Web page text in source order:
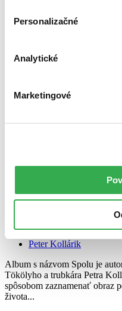
Personalizačné
Analytické
Marketingové
Jakub Tököly a Peter
Jakub Tököly
Peter Kollárik
Album s názvom Spolu je
Tökölyho a trubkára Petra
spôsobom zaznamenať obraz
života...